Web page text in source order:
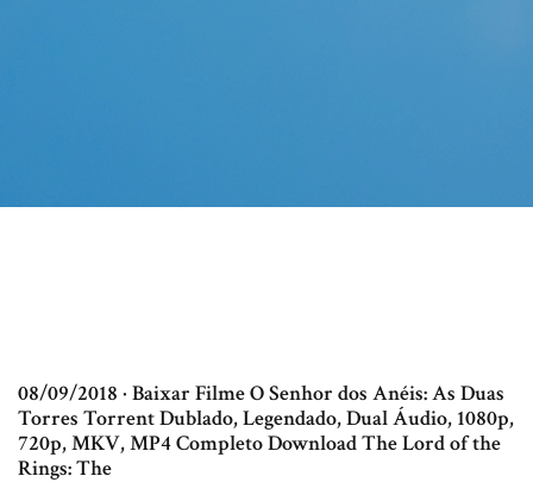
08/09/2018 · Baixar Filme O Senhor dos Anéis: As Duas
Torres Torrent Dublado, Legendado, Dual Áudio, 1080p,
720p, MKV, MP4 Completo Download The Lord of the
Rings: The